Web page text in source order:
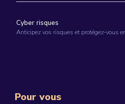
Cyber risques
Anticipez vos risques et protégez-vous
Pour vous